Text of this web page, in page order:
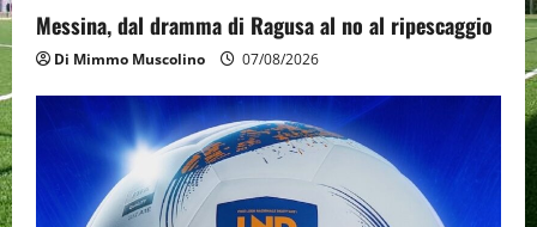
Messina, dal dramma di Ragusa al no al ripescaggio
Di Mimmo Muscolino 07/08/2026